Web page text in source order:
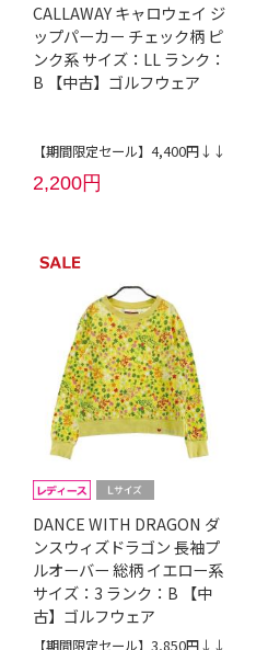
CALLAWAY キャロウェイ ジ
ップパーカー チェック柄 ピ
ンク系 サイズ：LL ランク：
B 【中古】ゴルフウェア
【期間限定セール】4,400円↓↓
2,200円
DANCE WITH DRAGON ダ
ンスウィズドラゴン 長袖プ
ルオーバー 総柄 イエロー系
サイズ：3 ランク：B 【中
古】ゴルフウェア
【期間限定セール】3,850円↓↓